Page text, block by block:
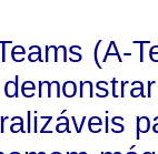
(A-